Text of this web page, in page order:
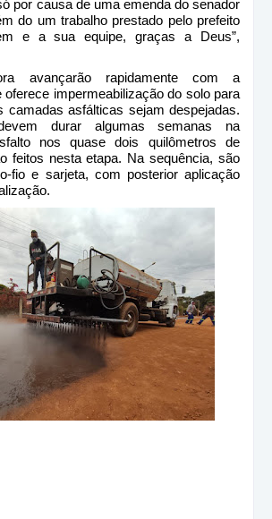
por causa de uma emenda do senador
do um trabalho prestado pelo prefeito
e a sua equipe, graças a Deus”,
avançarão rapidamente com a
oferece impermeabilização do solo para
camadas asfálticas sejam despejadas.
durar algumas semanas na
nos quase dois quilômetros de
feitos nesta etapa. Na sequência, são
fio e sarjeta, com posterior aplicação